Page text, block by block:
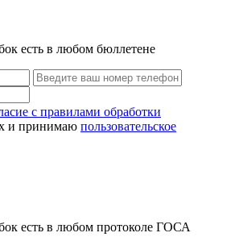
есть в любом бюллетене
с правилами обработки
и принимаю пользовательское
есть в любом протоколе ГОСА